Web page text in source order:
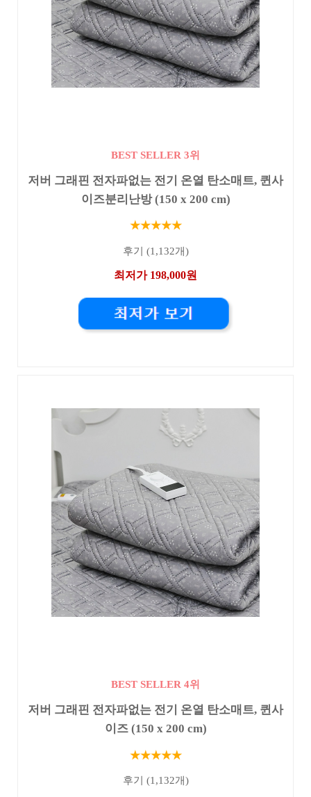
BEST SELLER 3위
저버 그래핀 전자파없는 전기 온열 탄소매트, 퀸사
이즈분리난방 (150 x 200 cm)
★★★★★
후기 (1,132개)
최저가 198,000원
BEST SELLER 4위
저버 그래핀 전자파없는 전기 온열 탄소매트, 퀸사
이즈 (150 x 200 cm)
★★★★★
후기 (1,132개)